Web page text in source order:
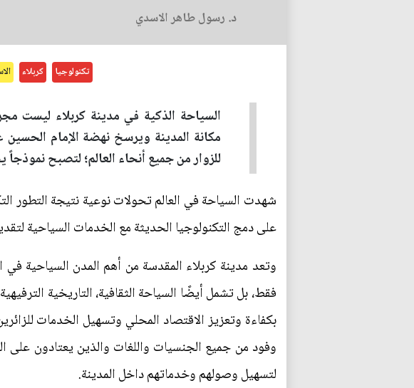
د. رسول طاهر الاسدي
تكنولوجيا كربلاء
السياحة الذكية في مدينة كربلاء
مكانة المدينة ويرسخ نهضة الإمام الحسين
للزوار من جميع أنحاء العالم؛ لتصبح
على دمج التكنولوجيا الحديثة مع الخدمات السياحية
وتعد مدينة كربلاء المقدسة من أهم المدن السياحية في
فقط، بل تشمل أيضًا السياحة الثقافية، التاريخية
بكفاءة وتعزيز الاقتصاد المحلي وتسهيل الخدمات
وفود من جميع الجنسيات واللغات والذين يعتادون على
لتسهيل وصولهم وخدماتهم داخل المدينة.